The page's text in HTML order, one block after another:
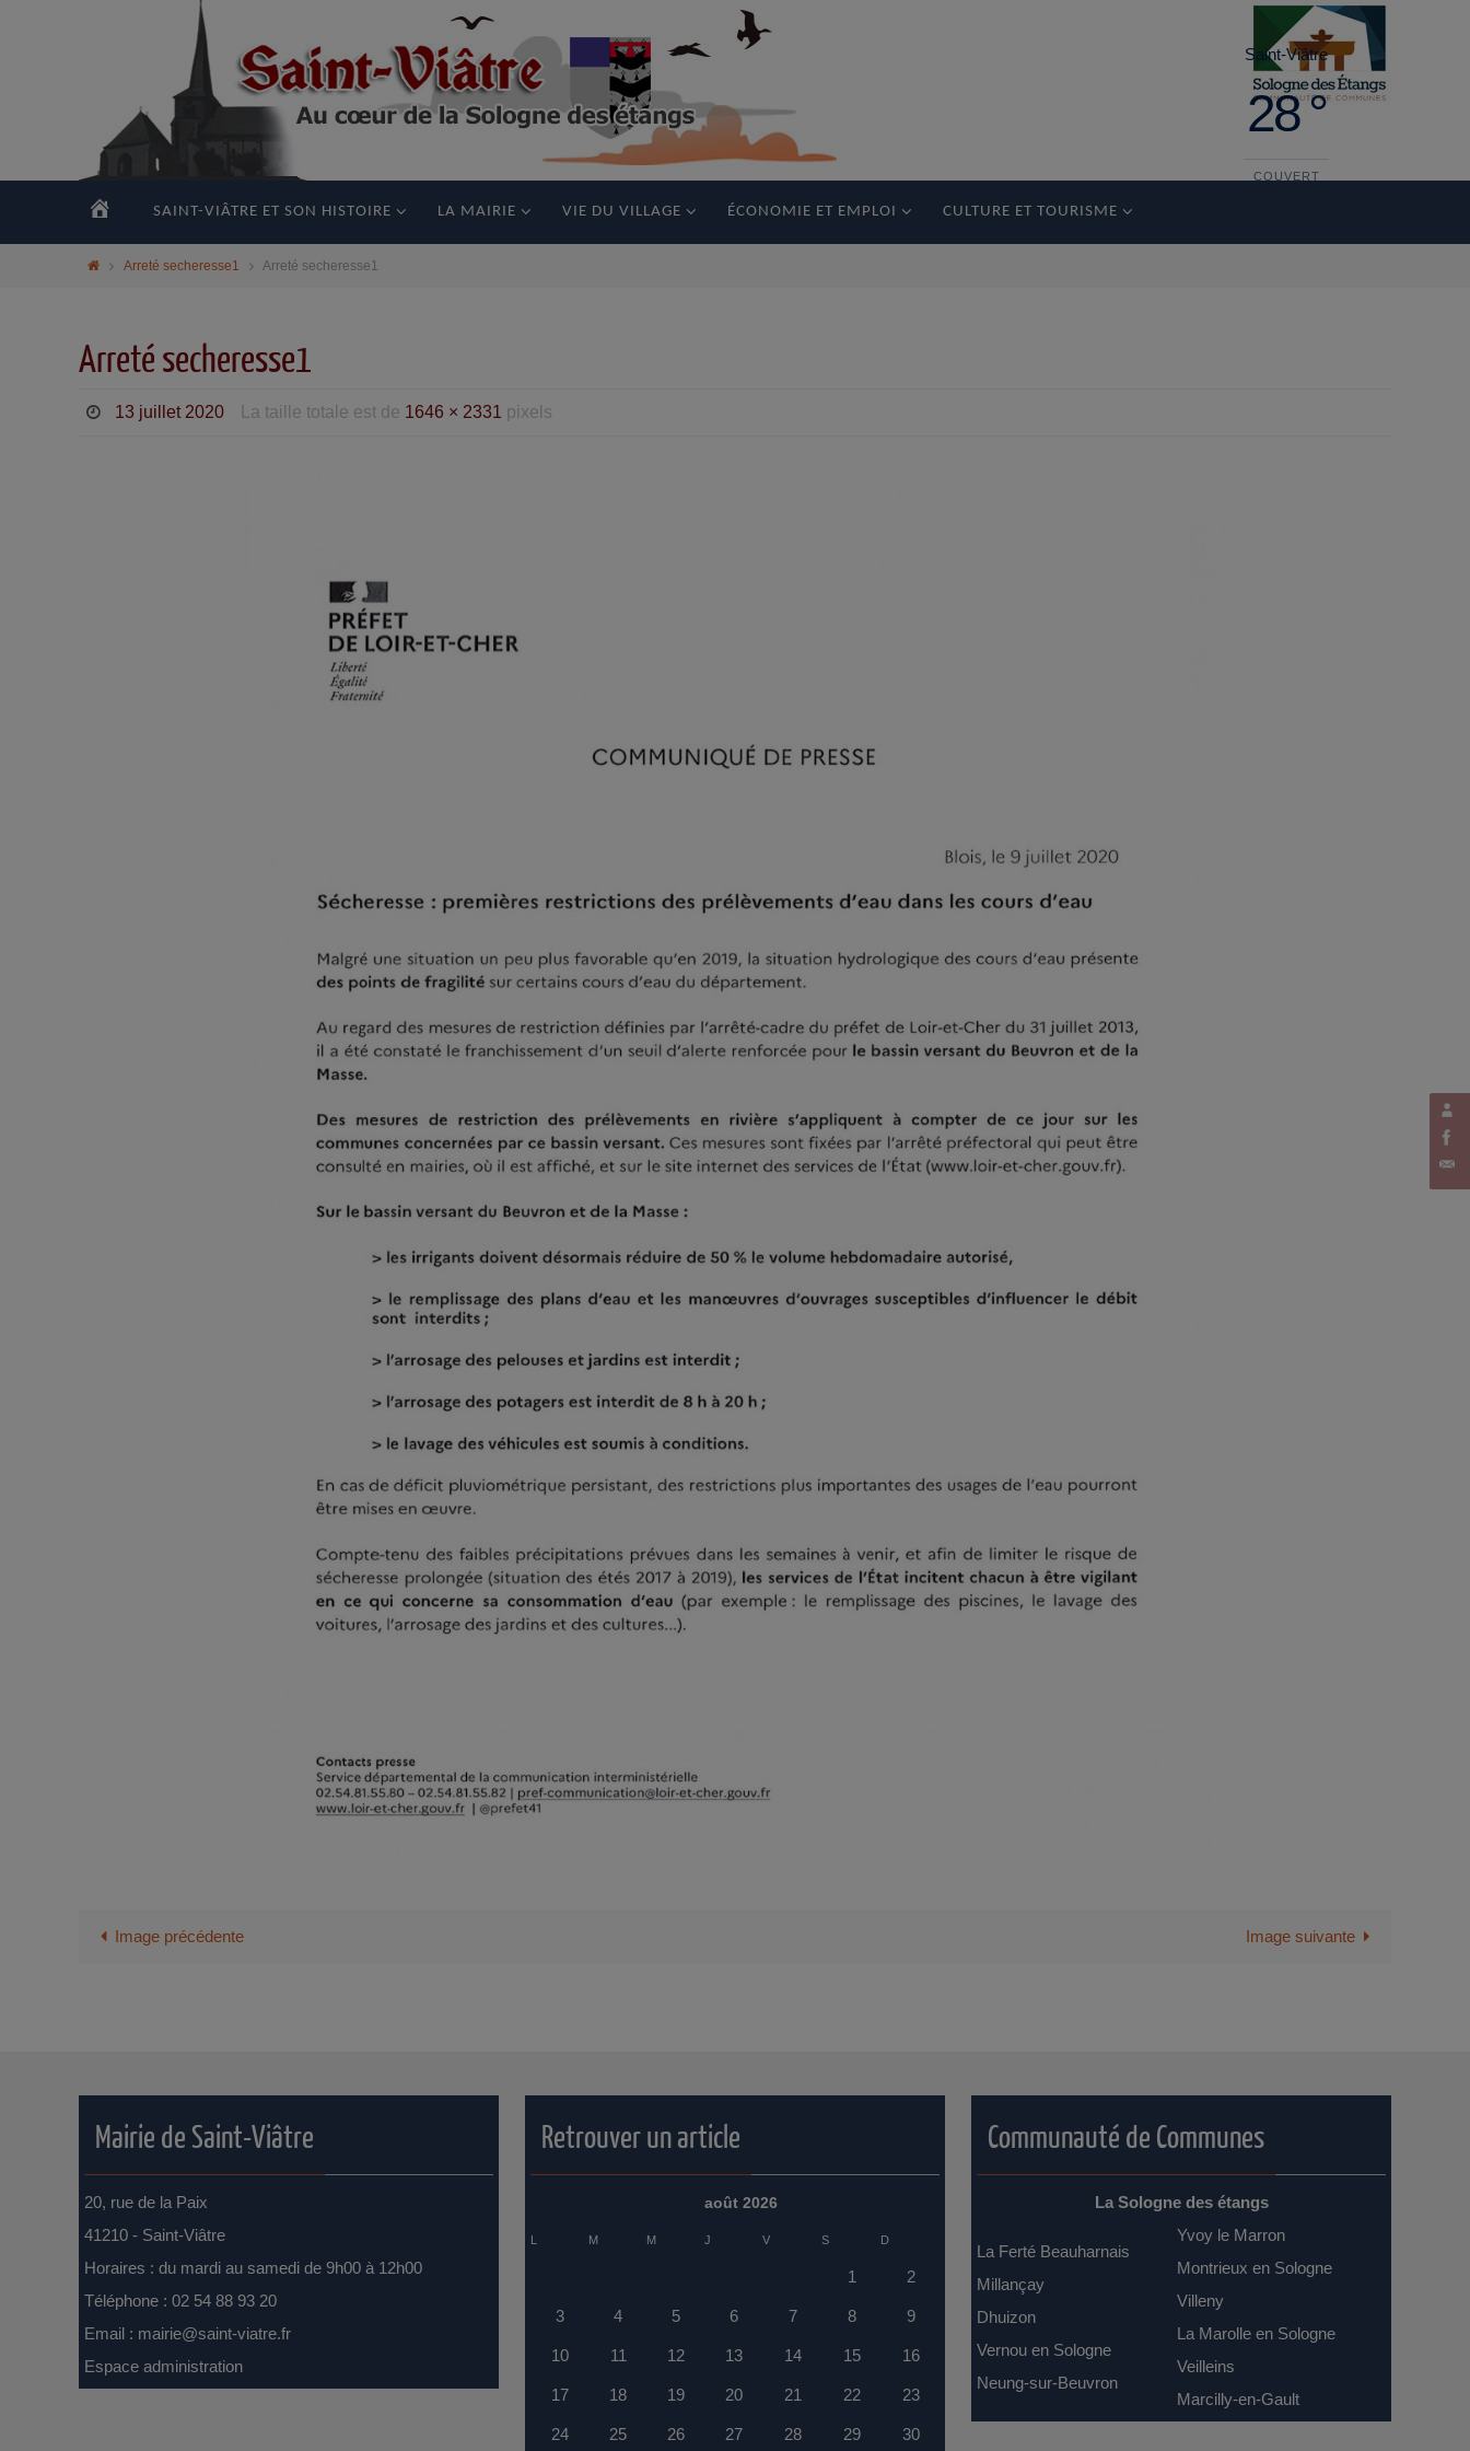
Saint-Viâtre
28 °
COUVERT
dimanche 36°19 °
ACCUEILSAINT-VIÂTRE ET SON HISTOIRE LA MAIRIE VIE DU VILLAGE ÉCONOMIE ET EMPLOI CULTURE ET TOURISME
Arreté secheresse1 Arreté secheresse1
Arreté secheresse1
13 juillet 2020 La taille totale est de 1646 × 2331 pixels
Image précédente Image suivante
Mairie de Saint-Viâtre
20, rue de la Paix
41210 - Saint-Viâtre
Horaires : du mardi au samedi de 9h00 à 12h00
Téléphone : 02 54 88 93 20
Email : mairie@saint-viatre.fr
Espace administration
Retrouver un article
août 2026
L M M J V S D
1 2
3 4 5 6 7 8 9
10 11 12 13 14 15 16
17 18 19 20 21 22 23
24 25 26 27 28 29 30
Communauté de Communes
La Sologne des étangs
La Ferté Beauharnais
Millançay
Dhuizon
Vernou en Sologne
Neung-sur-Beuvron
Yvoy le Marron
Montrieux en Sologne
Villeny
La Marolle en Sologne
Veilleins
Marcilly-en-Gault